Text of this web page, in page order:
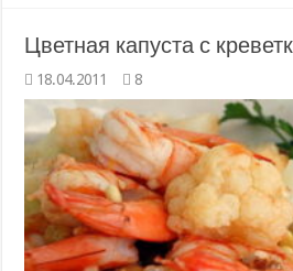
Цветная капуста с
18.04.2011 8